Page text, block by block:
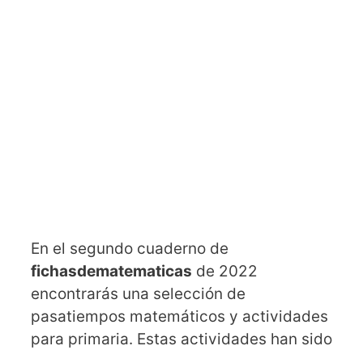
En el segundo cuaderno de
fichasdematematicas de 2022
encontrarás una selección de
pasatiempos matemáticos y actividades
para primaria. Estas actividades han sido